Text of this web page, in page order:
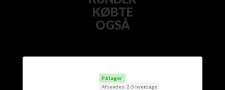
KØBTE
OGSÅ
På lager
Afsendes: 2-5 hverdage